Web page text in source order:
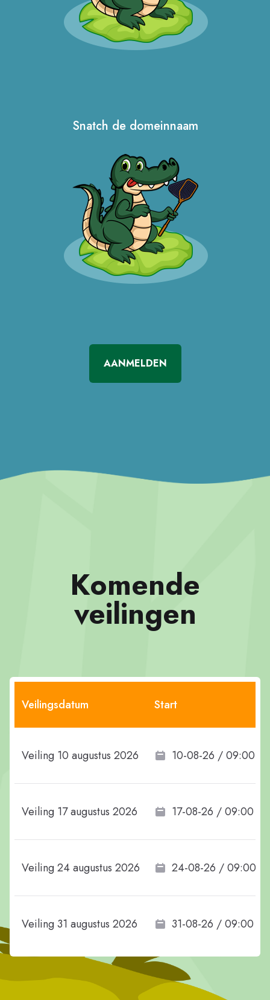
Snatch de domeinnaam
AANMELDEN
Komende
veilingen
Veilingsdatum Start
Veiling 10 augustus 2026 10-08-26 / 09:00
Veiling 17 augustus 2026 17-08-26 / 09:00
Veiling 24 augustus 2026 24-08-26 / 09:00
Veiling 31 augustus 2026 31-08-26 / 09:00